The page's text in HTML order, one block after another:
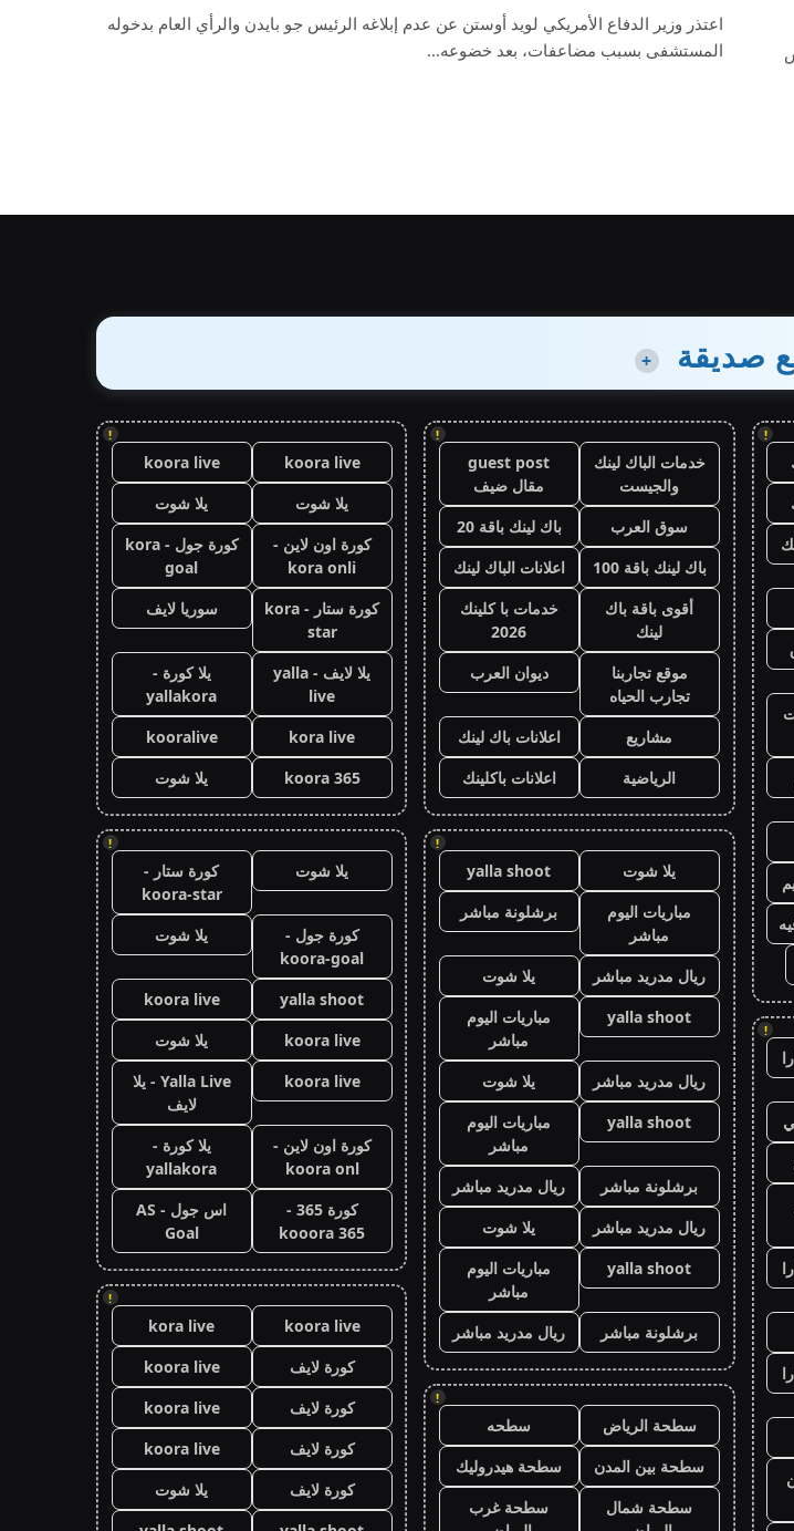
اعتذر وزير الدفاع الأمريكي لويد أوستن عن عدم إبلاغه الرئيس جو بايدن والرأي العام بدخوله
المستشفى بسبب مضاعفات، بعد خضوعه…
صديقة +
!
!
!
خدمات الباك لينك
والجيست
guest post
مقال ضيف
سوق العرب
باك لينك باقة 20
باك لينك باقة 100
اعلانات الباك لينك
أقوى باقة باك
لينك
خدمات با كلينك
2026
موقع تجاربنا
تجارب الحياه
ديوان العرب
مشاريع
اعلانات باك لينك
الرياضية
اعلانات باكلينك
!
يلا شوت
yalla shoot
مباريات اليوم
مباشر
برشلونة مباشر
ريال مدريد مباشر
يلا شوت
yalla shoot
مباريات اليوم
مباشر
ريال مدريد مباشر
يلا شوت
yalla shoot
مباريات اليوم
مباشر
برشلونة مباشر
ريال مدريد مباشر
ريال مدريد مباشر
يلا شوت
yalla shoot
مباريات اليوم
مباشر
برشلونة مباشر
ريال مدريد مباشر
!
سطحة الرياض
سطحه
سطحة بين المدن
سطحة هيدروليك
سطحة شمال
سطحة غرب
!
koora live
koora live
يلا شوت
يلا شوت
كورة اون لاين -
kora onli
كورة جول - kora
goal
كورة ستار - kora
star
سوريا لايف
يلا لايف - yalla
live
يلا كورة -
yallakora
kora live
kooralive
koora 365
يلا شوت
!
يلا شوت
كورة ستار -
koora-star
كورة جول -
koora-goal
يلا شوت
yalla shoot
koora live
koora live
يلا شوت
koora live
Yalla Live - يلا
لايف
كورة اون لاين -
koora onl
يلا كورة -
yallakora
كورة 365 -
kooora 365
اس جول - AS
Goal
!
koora live
kora live
كورة لايف
koora live
كورة لايف
koora live
كورة لايف
koora live
كورة لايف
يلا شوت